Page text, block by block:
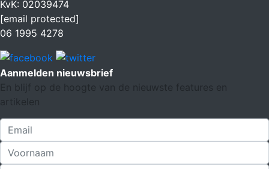
KvK: 02039474
[email protected]
06 1995 4278
Aanmelden nieuwsbrief
En blijf op de hoogte van de nieuwste features en
artikelen